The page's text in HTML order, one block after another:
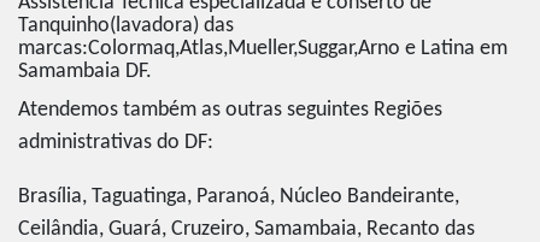
Tanquinho(lavadora) das
marcas:Colormaq,Atlas,Mueller,Suggar,Arno e Latina em
Samambaia DF.
Atendemos também as outras seguintes Regiões
administrativas do DF:
Brasília, Taguatinga, Paranoá, Núcleo Bandeirante,
Ceilândia, Guará, Cruzeiro, Samambaia, Recanto das